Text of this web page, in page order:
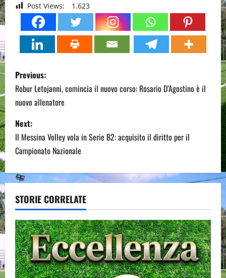
Post Views: 1.623
P
o
s
t
n
a
v
i
g
a
Previous:
Robur Letojanni, comincia il nuovo corso: Rosario D’Agostino è il
nuovo allenatore
Next:
Il Messina Volley vola in Serie B2: acquisito il diritto per il
Campionato Nazionale
STORIE CORRELATE